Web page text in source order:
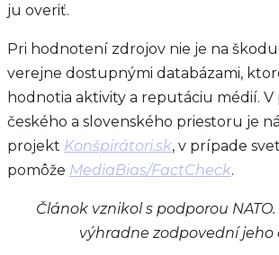
ju overiť.
Pri hodnotení zdrojov nie je na
verejne dostupnými databázami,
hodnotia aktivity a reputáciu médií.
českého a slovenského priestoru je
projekt Konšpirátori.sk, v prípade
pomôže MediaBias/FactCheck.
Článok vznikol s podporou
výhradne zodpovední jeho